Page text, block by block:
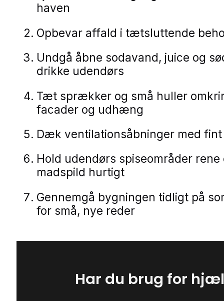
haven
Opbevar affald i tætsluttende
Undgå åbne sodavand, juice og
drikke udendørs
Tæt sprækker og små huller
facader og udhæng
Dæk ventilationsåbninger med
Hold udendørs spiseområder
madspild hurtigt
Gennemgå bygningen tidligt på
for små, nye reder
Har du brug for